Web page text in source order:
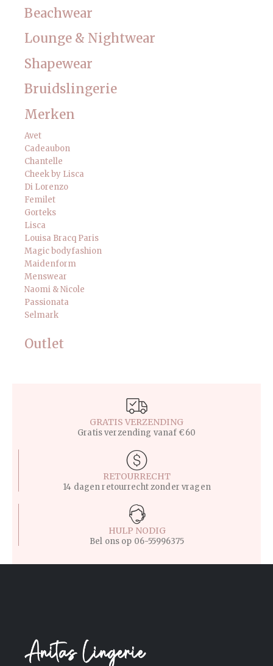
Beachwear
Lounge & Nightwear
Shapewear
Bruidslingerie
Merken
Avet
Cadeaubon
Chantelle
Cheek by Lisca
Di Lorenzo
Femilet
Gorteks
Lisca
Louisa Bracq Paris
Magic bodyfashion
Maidenform
Menswear
Naomi & Nicole
Passionata
Selmark
Outlet
GRATIS VERZENDING
Gratis verzending vanaf €60
RETOURRECHT
14 dagen retourrecht zonder vragen
HULP NODIG
Bel ons op 06-55996375